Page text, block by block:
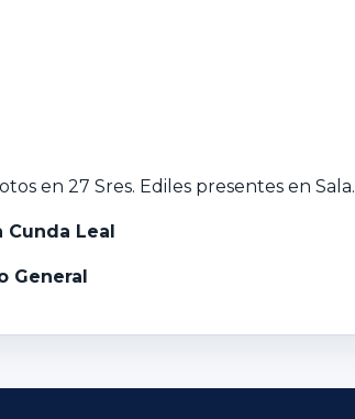
en 27 Sres. Ediles presentes en Sala.
Cunda Leal
General